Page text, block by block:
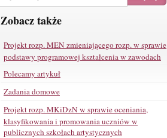
Zobacz także
Projekt rozp. MEN zmieniającego rozp. w sprawie
podstawy programowej kształcenia w zawodach
Polecamy artykuł
Zadania domowe
Projekt rozp. MKiDzN w sprawie oceniania,
klasyfikowania i promowania uczniów w
publicznych szkołach artystycznych